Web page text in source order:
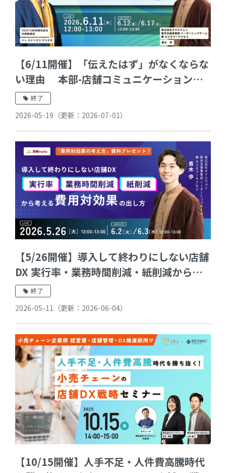
【6/11開催】「伝えたはず」がなくならな
い理由 本部-店舗コミュニケーション
を“感覚”ではなく“設計”で改善する
終了
2026-05-19 （更新： 2026-07-01）
【5/26開催】導入して終わりにしない店舗
DX 実行率・業務時間削減・紙削減から考
える費用対効果の出し方
終了
2026-05-11 （更新： 2026-06-04）
【10/15開催】人手不足・人件費高騰時代